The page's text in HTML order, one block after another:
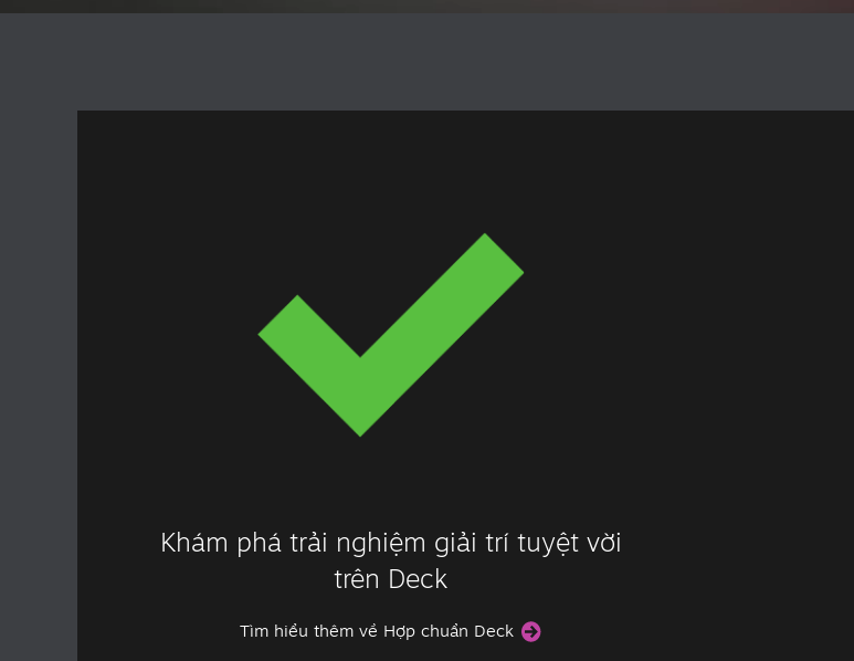
Khám phá trải nghiệm giải trí tuyệt vời
trên Deck
Tìm hiểu thêm về Hợp chuẩn Deck